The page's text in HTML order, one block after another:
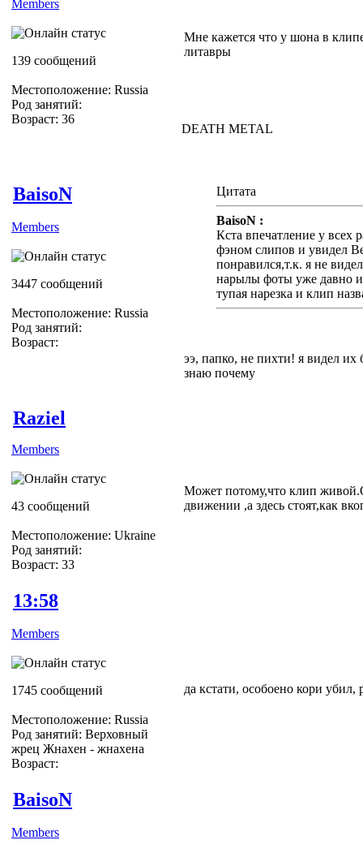
Members
139 сообщений
Местоположение: Russia
Род занятий:
Возраст: 36
Мне кажется что у шона в
литавры
DEATH METAL
BaisoN
Members
3447 сообщений
Местоположение: Russia
Род занятий:
Возраст:
Цитата
BaisoN :
Кста впечатление у всех
фэном слипов и увидел
понравился,т.к. я не
нарылы фоты уже давно и
тупая нарезка и клип
ээ, папко, не пихти! я видел их
знаю почему
Raziel
Members
43 сообщений
Местоположение: Ukraine
Род занятий:
Возраст: 33
Может потому,что клип
движении ,а здесь стоят,как
13:58
Members
1745 сообщений
Местоположение: Russia
Род занятий: Верховный
жрец Жнахен - жнахена
Возраст:
да кстати, особоено кори убил,
BaisoN
Members